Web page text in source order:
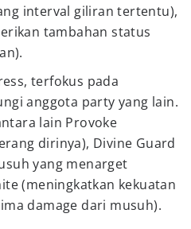
interval giliran tertentu),
tambahan status
terfokus pada
anggota party yang lain.
lain Provoke
dirinya), Divine Guard
yang menarget
(meningkatkan kekuatan
damage dari musuh).